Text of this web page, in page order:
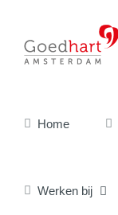
inhoud
Home
Werken bij